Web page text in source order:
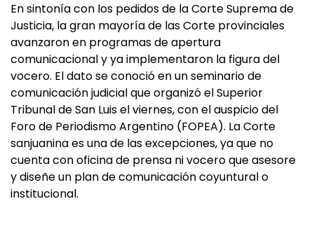
En sintonía con los pedidos de la Corte Suprema de
Justicia, la gran mayoría de las Corte provinciales
avanzaron en programas de apertura
comunicacional y ya implementaron la figura del
vocero. El dato se conoció en un seminario de
comunicación judicial que organizó el Superior
Tribunal de San Luis el viernes, con el auspicio del
Foro de Periodismo Argentino (FOPEA). La Corte
sanjuanina es una de las excepciones, ya que no
cuenta con oficina de prensa ni vocero que asesore
y diseñe un plan de comunicación coyuntural o
institucional.